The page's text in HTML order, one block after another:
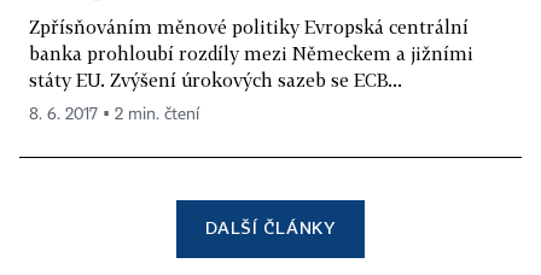
Zpřísňováním měnové politiky Evropská centrální
banka prohloubí rozdíly mezi Německem a jižními
státy EU. Zvýšení úrokových sazeb se ECB...
8. 6. 2017 ▪ 2 min. čtení
DALŠÍ ČLÁNKY